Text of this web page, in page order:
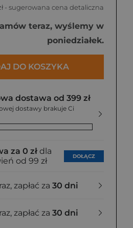
- sugerowana cena detaliczna
teraz, wyślemy w
poniedziałek.
DO KOSZYKA
dostawa od 399 zł
dostawy brakuje Ci
za 0 zł dla
od 99 zł
DOŁĄCZ
zapłać za 30 dni
zapłać za 30 dni